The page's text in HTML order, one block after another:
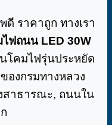
ราคาถูก ทางเรา
ฟถนน LED 30W
นโคมไฟรุ่นประหยัด
องกรมทางหลวง
สาธารณะ, ถนนใน